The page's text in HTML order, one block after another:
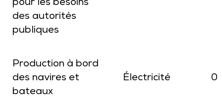
pour les besoins
des autorités
publiques
Production à bord
des navires et
bateaux
Électricité 0